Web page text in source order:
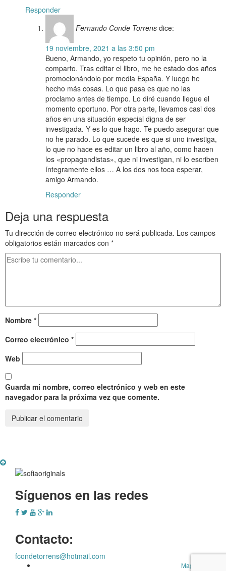
Responder
Fernando Conde Torrens dice:
19 noviembre, 2021 a las 3:50 pm
Bueno, Armando, yo respeto tu opinión, pero no la
comparto. Tras editar el libro, me he estado dos años
promocionándolo por media España. Y luego he
hecho más cosas. Lo que pasa es que no las
proclamo antes de tiempo. Lo diré cuando llegue el
momento oportuno. Por otra parte, llevamos casi dos
años en una situación especial digna de ser
investigada. Y es lo que hago. Te puedo asegurar que
no he parado. Lo que sucede es que si uno investiga,
lo que no hace es editar un libro al año, como hacen
los «propagandistas», que ni investigan, ni lo escriben
íntegramente ellos … A los dos nos toca esperar,
amigo Armando.
Responder
Deja una respuesta
Tu dirección de correo electrónico no será publicada. Los campos
obligatorios están marcados con *
Nombre *
Correo electrónico *
Web
Guarda mi nombre, correo electrónico y web en este
navegador para la próxima vez que comente.
Síguenos en las redes
Contacto:
fcondetorrens@hotmail.com
Mapa Web